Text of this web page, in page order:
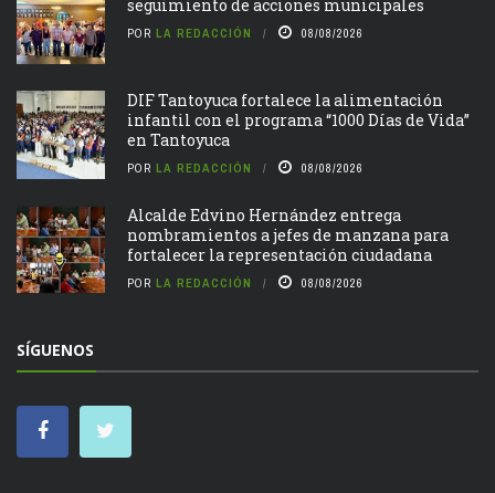
seguimiento de acciones municipales
POR LA REDACCIÓN 08/08/2026
DIF Tantoyuca fortalece la alimentación
infantil con el programa “1000 Días de Vida”
en Tantoyuca
POR LA REDACCIÓN 08/08/2026
Alcalde Edvino Hernández entrega
nombramientos a jefes de manzana para
fortalecer la representación ciudadana
POR LA REDACCIÓN 08/08/2026
SÍGUENOS